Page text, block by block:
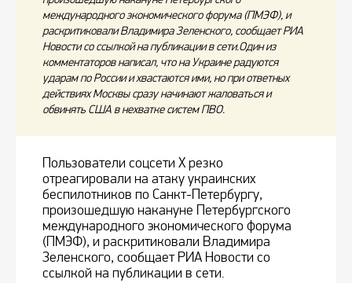
международного экономического форума (ПМЭФ), и
раскритиковали Владимира Зеленского, сообщает РИА
Новости со ссылкой на публикации в сети.Один из
комментаторов написал, что на Украине радуются
ударам по России и хвастаются ими, но при ответных
действиях Москвы сразу начинают жаловаться и
обвинять США в нехватке систем ПВО.
Пользователи соцсети X резко
отреагировали на атаку украинских
беспилотников по Санкт-Петербургу,
произошедшую накануне Петербургского
международного экономического форума
(ПМЭФ), и раскритиковали Владимира
Зеленского, сообщает РИА Новости со
ссылкой на публикации в сети.